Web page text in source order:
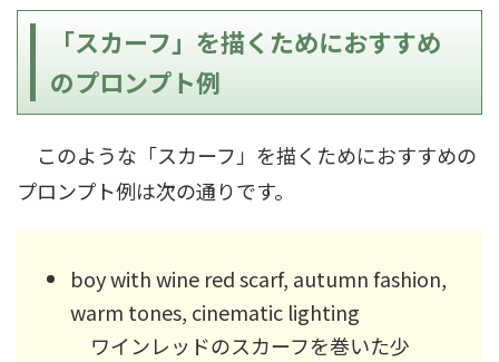
「スカーフ」を描くためにおすすめ
のプロンプト例
このような「スカーフ」を描くためにおすすめの
プロンプト例は次の通りです。
boy with wine red scarf, autumn fashion,
warm tones, cinematic lighting
ワインレッドのスカーフを巻いた少